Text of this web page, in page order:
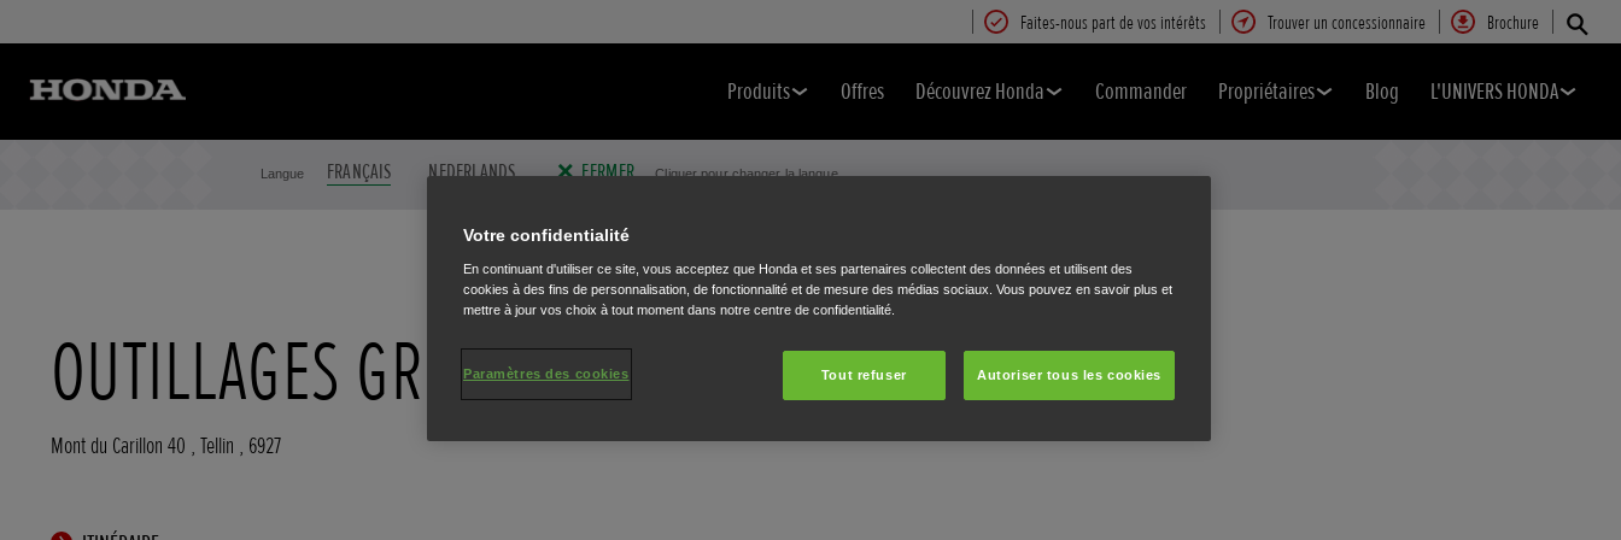
Faites-nous part de vos intérêts Trouver un concessionnaire Brochure
Produits Offres Découvrez Honda Commander Propriétaires Blog L'UNIVERS HONDA
Langue FRANÇAIS NEDERLANDS FERMER Cliquer pour changer la langue.
OUTILLAGES GRUSLIN
Mont du Carillon 40 , Tellin , 6927
Votre confidentialité
En continuant d'utiliser ce site, vous acceptez que Honda et ses partenaires collectent des données et utilisent des
cookies à des fins de personnalisation, de fonctionnalité et de mesure des médias sociaux. Vous pouvez en savoir plus et
mettre à jour vos choix à tout moment dans notre centre de confidentialité.
Tout refuser Autoriser tous les cookies
Paramètres des cookies